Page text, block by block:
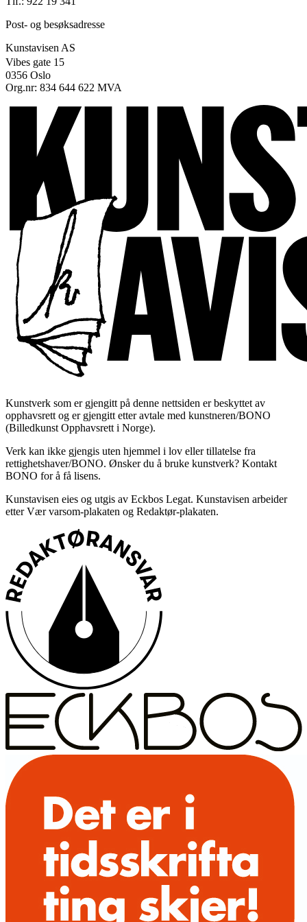
Post- og besøksadresse
Kunstavisen AS
Vibes gate 15
0356 Oslo
Org.nr: 834 644 622 MVA
Kunstverk som er gjengitt på denne nettsiden er beskyttet av
opphavsrett og er gjengitt etter avtale med kunstneren/BONO
(Billedkunst Opphavsrett i Norge).
Verk kan ikke gjengis uten hjemmel i lov eller tillatelse fra
rettighetshaver/BONO. Ønsker du å bruke kunstverk? Kontakt
BONO for å få lisens.
Kunstavisen eies og utgis av Eckbos Legat. Kunstavisen arbeider
etter Vær varsom-plakaten og Redaktør-plakaten.